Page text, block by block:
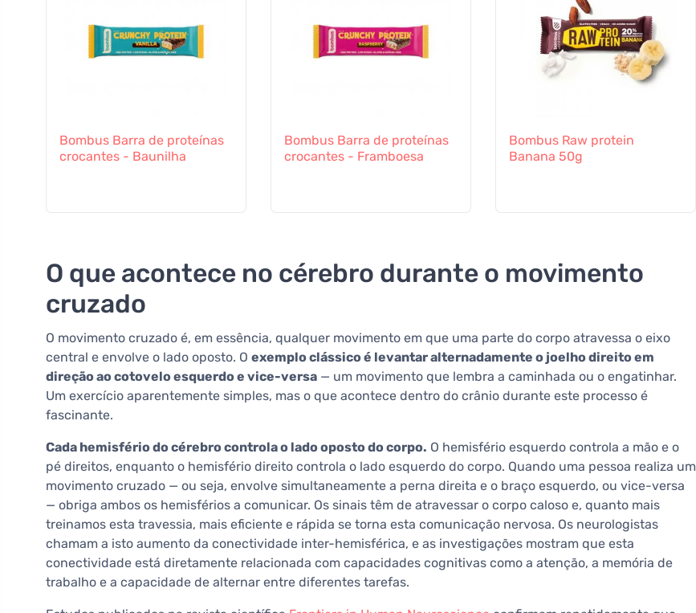
Bombus Barra de proteínas
crocantes - Baunilha
Bombus Barra de proteínas
crocantes - Framboesa
Bombus Raw protein
Banana 50g
O que acontece no cérebro durante o movimento
cruzado
O movimento cruzado é, em essência, qualquer movimento em que uma parte do corpo atravessa o eixo
central e envolve o lado oposto. O exemplo clássico é levantar alternadamente o joelho direito em
direção ao cotovelo esquerdo e vice-versa — um movimento que lembra a caminhada ou o engatinhar.
Um exercício aparentemente simples, mas o que acontece dentro do crânio durante este processo é
fascinante.
Cada hemisfério do cérebro controla o lado oposto do corpo. O hemisfério esquerdo controla a mão e o
pé direitos, enquanto o hemisfério direito controla o lado esquerdo do corpo. Quando uma pessoa realiza um
movimento cruzado — ou seja, envolve simultaneamente a perna direita e o braço esquerdo, ou vice-versa
— obriga ambos os hemisférios a comunicar. Os sinais têm de atravessar o corpo caloso e, quanto mais
treinamos esta travessia, mais eficiente e rápida se torna esta comunicação nervosa. Os neurologistas
chamam a isto aumento da conectividade inter-hemisférica, e as investigações mostram que esta
conectividade está diretamente relacionada com capacidades cognitivas como a atenção, a memória de
trabalho e a capacidade de alternar entre diferentes tarefas.